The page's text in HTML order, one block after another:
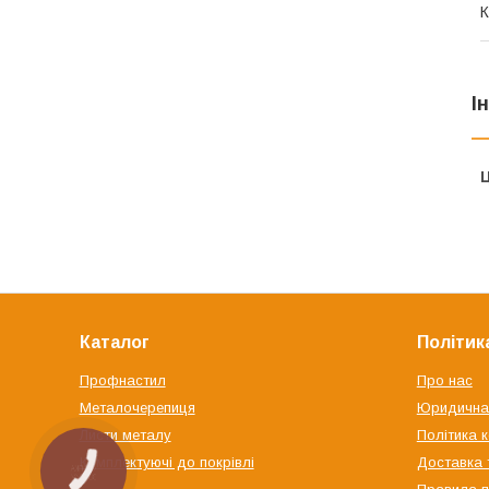
Каталог
Профнастил
Металочерепиця
Листи металу
Комплектуючі до покрівлі
Про нас
Юридична
Політика
Доставка
КНОПКА
ЗВ'ЯЗКУ